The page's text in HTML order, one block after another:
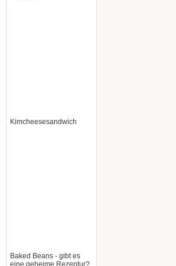
Kimcheesesandwich
Baked Beans - gibt es
eine geheime Rezeptur?